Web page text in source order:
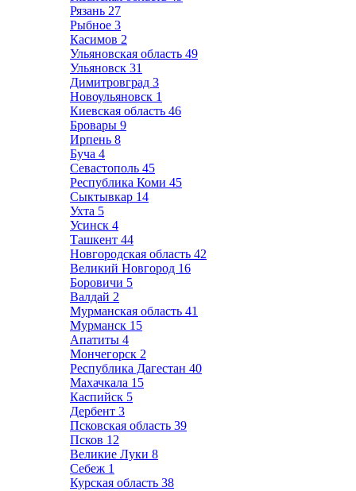
Рязань 27
Рыбное 3
Касимов 2
Ульяновская область 49
Ульяновск 31
Димитровград 3
Новоульяновск 1
Киевская область 46
Бровары 9
Ирпень 8
Буча 4
Севастополь 45
Республика Коми 45
Сыктывкар 14
Ухта 5
Усинск 4
Ташкент 44
Новгородская область 42
Великий Новгород 16
Боровичи 5
Валдай 2
Мурманская область 41
Мурманск 15
Апатиты 4
Мончегорск 2
Республика Дагестан 40
Махачкала 15
Каспийск 5
Дербент 3
Псковская область 39
Псков 12
Великие Луки 8
Себеж 1
Курская область 38